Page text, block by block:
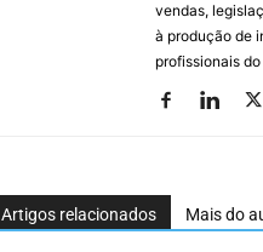
vendas,
à produção de
profissionais
Artigos relacionados Mais do